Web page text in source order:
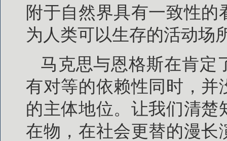
附于自然界具有一致性
为人类可以生存的活动场
马克思与恩格斯在肯定
有对等的依赖性同时，并
的主体地位。让我们清
在物，在社会更替的漫长